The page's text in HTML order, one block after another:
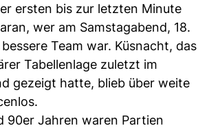
ersten bis zur letzten Minute
wer am Samstagabend, 18.
Team war. Küsnacht, das
Tabellenlage zuletzt im
gezeigt hatte, blieb über weite
90er Jahren waren Partien